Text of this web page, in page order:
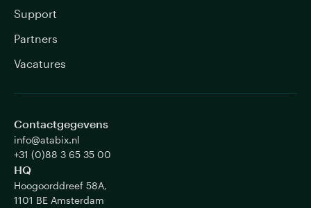
Contactgegevens
info@atabix.nl
+31 (0)88 3 65 35 00
HQ
Hoogoorddreef 58A,
1101 BE Amsterdam
Support
Partners
Vacatures